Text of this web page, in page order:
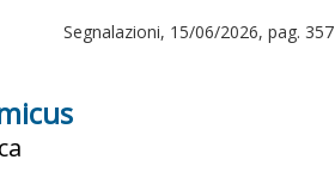
Segnalazioni, 15/06/2026, pag. 357